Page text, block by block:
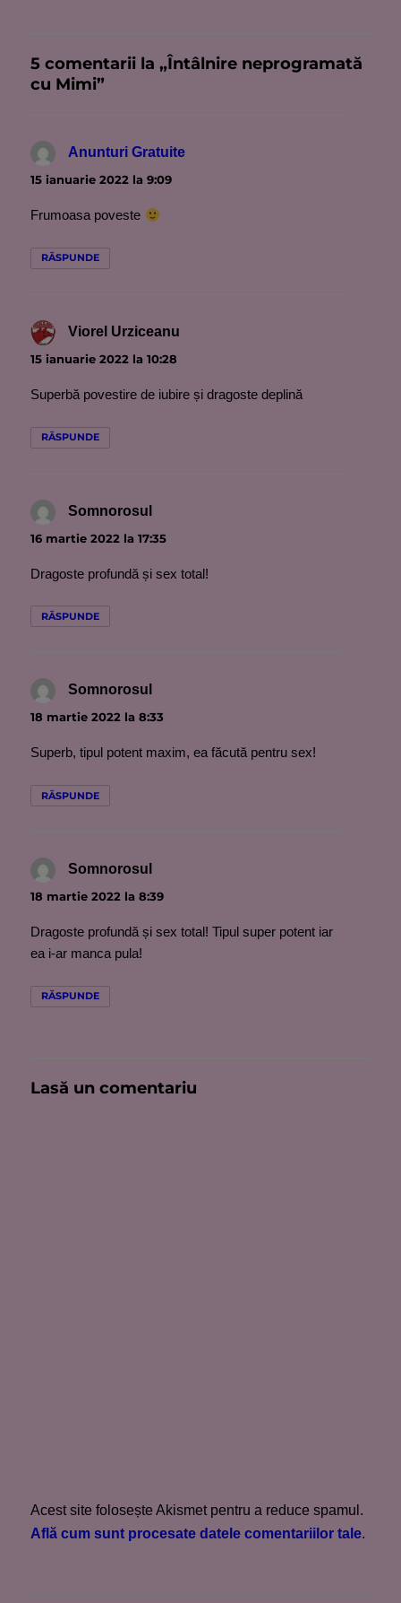
5 comentarii la „Întâlnire neprogramată
cu Mimi”
Anunturi Gratuite
15 ianuarie 2022 la 9:09
Frumoasa poveste
RĂSPUNDE
Viorel Urziceanu
15 ianuarie 2022 la 10:28
Superbă povestire de iubire și dragoste deplină
RĂSPUNDE
Somnorosul
16 martie 2022 la 17:35
Dragoste profundă și sex total!
RĂSPUNDE
Somnorosul
18 martie 2022 la 8:33
Superb, tipul potent maxim, ea făcută pentru sex!
RĂSPUNDE
Somnorosul
18 martie 2022 la 8:39
Dragoste profundă și sex total! Tipul super potent iar
ea i-ar manca pula!
RĂSPUNDE
Lasă un comentariu
Acest site folosește Akismet pentru a reduce spamul.
Află cum sunt procesate datele comentariilor tale.